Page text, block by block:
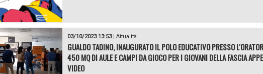
03/10/2023 13:53| Attualità
GUALDO TADINO, INAUGURATO IL POLO EDUCATIVO PRESSO
450 MQ DI AULE E CAMPI DA GIOCO PER I GIOVANI DELLA FASCIA
VIDEO